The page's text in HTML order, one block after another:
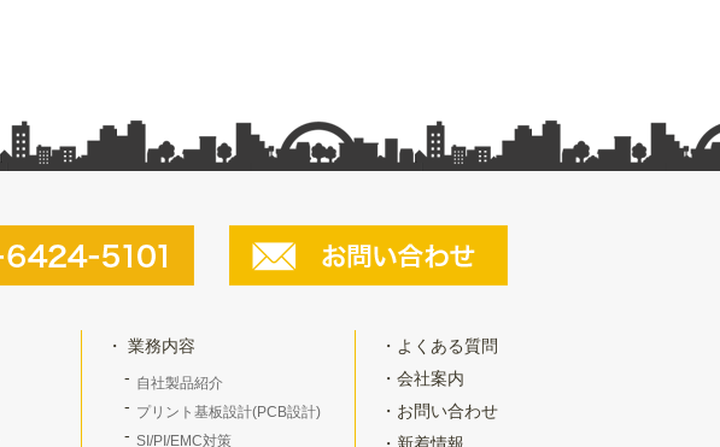
業務内容
自社製品紹介
プリント基板設計(PCB設計)
SI/PI/EMC対策
よくある質問
会社案内
お問い合わせ